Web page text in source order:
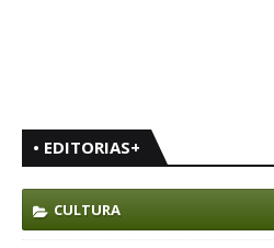
• EDITORIAS+
CULTURA